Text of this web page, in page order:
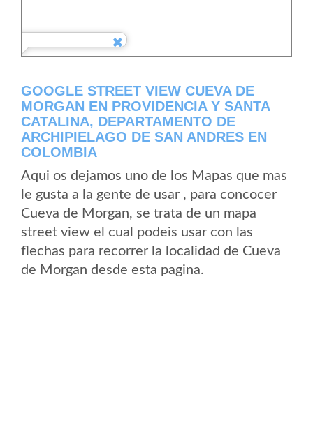
GOOGLE STREET VIEW CUEVA DE
MORGAN EN PROVIDENCIA Y SANTA
CATALINA, DEPARTAMENTO DE
ARCHIPIELAGO DE SAN ANDRES EN
COLOMBIA
Aqui os dejamos uno de los Mapas que mas
le gusta a la gente de usar , para concocer
Cueva de Morgan, se trata de un mapa
street view el cual podeis usar con las
flechas para recorrer la localidad de Cueva
de Morgan desde esta pagina.